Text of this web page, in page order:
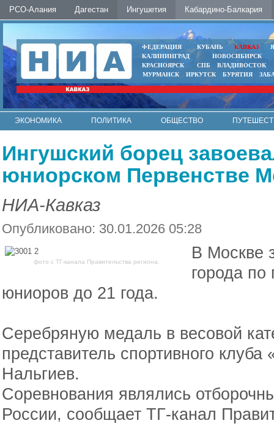
РСО-Алания Дагестан Ингушетия Кабардино-Балкария
ФЕДЕРАЦИЯ КУБАНЬ КАВКАЗ
КАЛИНИНГРАД
НОВОСИБИРСК
КРАСНОЯРСК
СПБ
ВЛАДИВОСТОК
МУРМАНСК
ИРКУТСК БУРЯТИЯ
ЭКОНОМИКА ПОЛИТИКА ОБЩЕСТВО
Ингушский борец
юниорском Первенстве
НИА-Кавказ
Опубликовано: 30.01.2026 05:28
фото с ТГ-канала Правительства региона.
В Москве
города по
юниоров до 21 года.
Серебряную медаль в весовой
представитель спортивного
Нальгиев.
Соревнования являлись
России, сообщает ТГ-канал